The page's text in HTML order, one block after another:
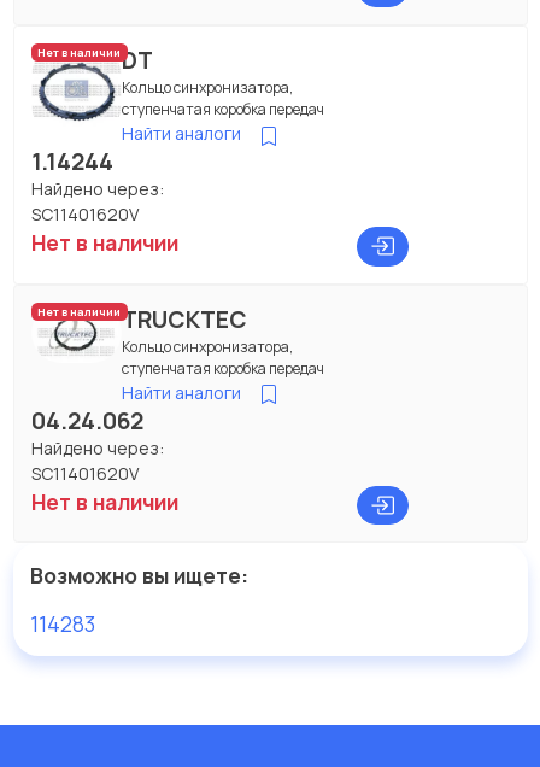
Нет в наличииDT
Кольцо синхронизатора,
ступенчатая коробка передач
Найти аналоги
1.14244
Найдено через:
SC11401620V
Нет в наличии
Нет в наличииTRUCKTEC
Кольцо синхронизатора,
ступенчатая коробка передач
Найти аналоги
04.24.062
Найдено через:
SC11401620V
Нет в наличии
Возможно вы ищете:
114283